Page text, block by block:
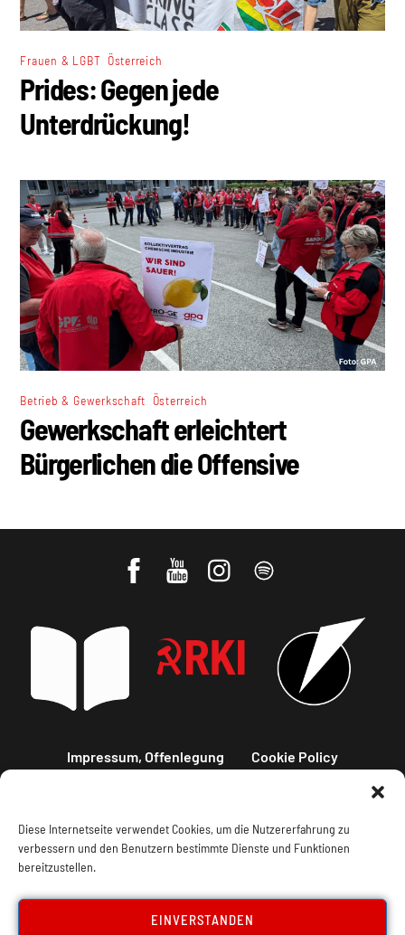
Diese Internetseite verwendet Cookies, um die Nutzererfahrung zu
verbessern und den Benutzern bestimmte Dienste und Funktionen
bereitzustellen.
EINVERSTANDEN
Frauen & LGBT Österreich
Prides: Gegen jede
Unterdrückung!
Betrieb & Gewerkschaft Österreich
Gewerkschaft erleichtert
Bürgerlichen die Offensive
Impressum, Offenlegung Cookie Policy